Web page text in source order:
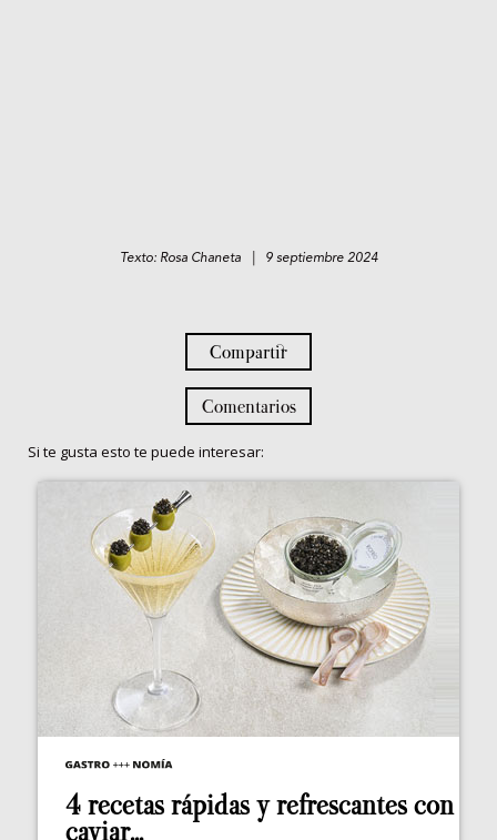
Texto: Rosa Chaneta | 9 septiembre 2024
Compartir
Comentarios
Si te gusta esto te puede interesar:
4 recetas rápidas y refrescantes con
caviar...